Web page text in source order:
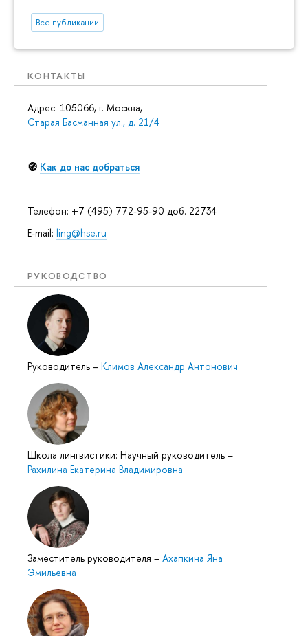
Все публикации
КОНТАКТЫ
Адрес: 105066, г. Москва,
Старая Басманная ул., д. 21/4
🧭 Как до нас добраться
Телефон: +7 (495) 772-95-90 доб. 22734
E-mail: ling@hse.ru
РУКОВОДСТВО
Руководитель – Климов Александр Антонович
Школа лингвистики: Научный руководитель –
Рахилина Екатерина Владимировна
Заместитель руководителя – Ахапкина Яна
Эмильевна